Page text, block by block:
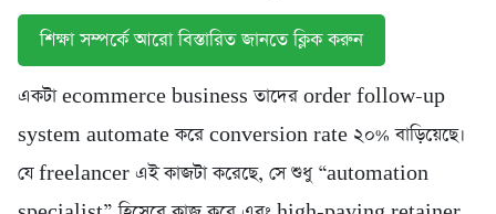
শিক্ষা সম্পর্কে আরো বিস্তারিত জানতে ক্লিক করুন
একটা ecommerce business তাদের order follow-up
system automate করে conversion rate ২০% বাড়িয়েছে।
যে freelancer এই কাজটা করেছে, সে শুধু “automation